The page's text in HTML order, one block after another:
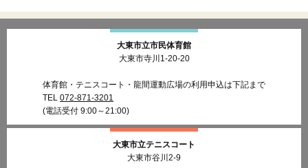
大東市立市民体育館
大東市寺川1-20-20
体育館・テニスコート・龍間運動広場の利用申込は下記まで
TEL 072-871-3201
(電話受付 9:00～21:00)
大東市立テニスコート
大東市谷川2-9